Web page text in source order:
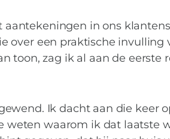
aantekeningen in ons
over een praktische invulling
toon, zag ik al aan de eerste
Ik dacht aan die keer
weten waarom ik dat laatste